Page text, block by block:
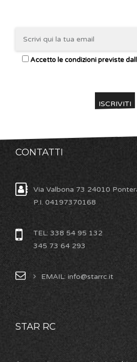
Accetto le condizioni previste
CONTATTI
Via Valbona 73 24010
P.I. 04197370168
TEL: 338 54 95 132
345 73 64 293
EMAIL: info@starrc.it
STAR RC